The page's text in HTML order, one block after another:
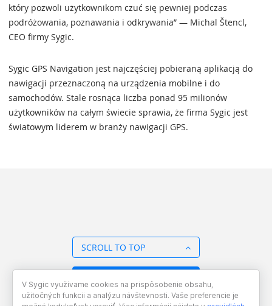
który pozwoli użytkownikom czuć się pewniej podczas
podróżowania, poznawania i odkrywania” — Michal Štencl,
CEO firmy Sygic.
Sygic GPS Navigation jest najczęściej pobieraną aplikacją do
nawigacji przeznaczoną na urządzenia mobilne i do
samochodów. Stale rosnąca liczba ponad 95 milionów
użytkowników na całym świecie sprawia, że firma Sygic jest
światowym liderem w branży nawigacji GPS.
SCROLL TO TOP
V Sygic využívame cookies na prispôsobenie obsahu,
užitočných funkcii a analýzu návštevnosti. Vaše preferencie je